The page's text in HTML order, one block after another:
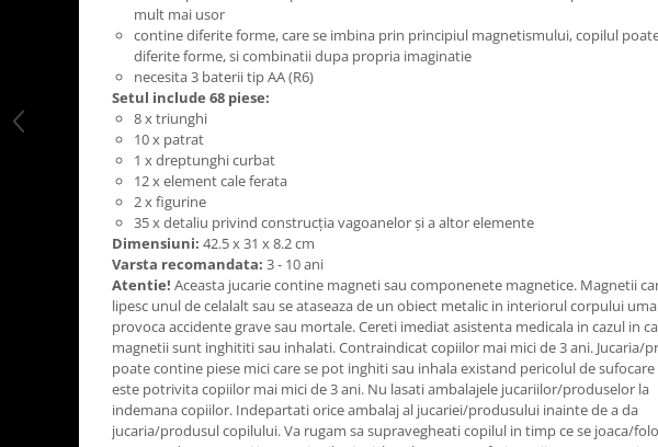
mult mai usor
contine diferite forme, care se imbina prin principiul magnetismului, copilul
diferite forme, si combinatii dupa propria imaginatie
necesita 3 baterii tip AA (R6)
Setul include 68 piese:
8 x triunghi
10 x patrat
1 x dreptunghi curbat
12 x element cale ferata
2 x figurine
35 x detaliu privind construcția vagoanelor și a altor elemente
Dimensiuni: 42.5 х 31 х 8.2 cm
Varsta recomandata: 3 - 10 ani
Atentie! Aceasta jucarie contine magneti sau componenete magnetice. Magnetii
lipesc unul de celalalt sau se ataseaza de un obiect metalic in interiorul corpului
provoca accidente grave sau mortale. Cereti imediat asistenta medicala in cazul in
magnetii sunt inghititi sau inhalati. Contraindicat copiilor mai mici de 3 ani. Jucaria/
poate contine piese mici care se pot inghiti sau inhala existand pericolul de sufocare
este potrivita copiilor mai mici de 3 ani. Nu lasati ambalajele jucariilor/produselor la
indemana copiilor. Indepartati orice ambalaj al jucariei/produsului inainte de a da
jucaria/produsul copilului. Va rugam sa supravegheati copilul in timp ce se joaca/